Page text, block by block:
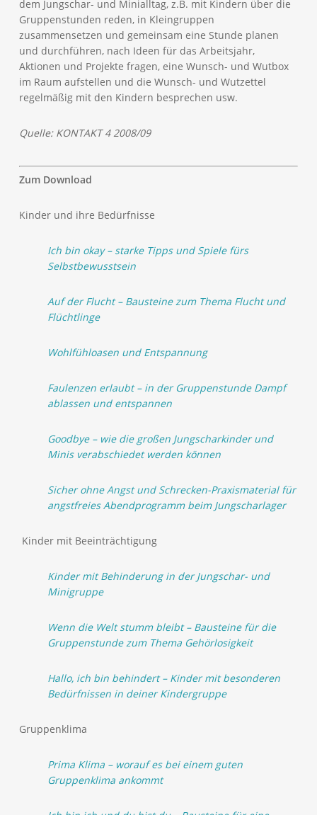
dem Jungschar- und Minialltag, z.B. mit Kindern über die
Gruppenstunden reden, in Kleingruppen
zusammensetzen und gemeinsam eine Stunde planen
und durchführen, nach Ideen für das Arbeitsjahr,
Aktionen und Projekte fragen, eine Wunsch- und Wutbox
im Raum aufstellen und die Wunsch- und Wutzettel
regelmäßig mit den Kindern besprechen usw.
Quelle: KONTAKT 4 2008/09
Zum Download
Kinder und ihre Bedürfnisse
Ich bin okay – starke Tipps und Spiele fürs
Selbstbewusstsein
Auf der Flucht – Bausteine zum Thema Flucht und
Flüchtlinge
Wohlfühloasen und Entspannung
Faulenzen erlaubt – in der Gruppenstunde Dampf
ablassen und entspannen
Goodbye – wie die großen Jungscharkinder und
Minis verabschiedet werden können
Sicher ohne Angst und Schrecken-Praxismaterial für
angstfreies Abendprogramm beim Jungscharlager
Kinder mit Beeinträchtigung
Kinder mit Behinderung in der Jungschar- und
Minigruppe
Wenn die Welt stumm bleibt – Bausteine für die
Gruppenstunde zum Thema Gehörlosigkeit
Hallo, ich bin behindert – Kinder mit besonderen
Bedürfnissen in deiner Kindergruppe
Gruppenklima
Prima Klima – worauf es bei einem guten
Gruppenklima ankommt